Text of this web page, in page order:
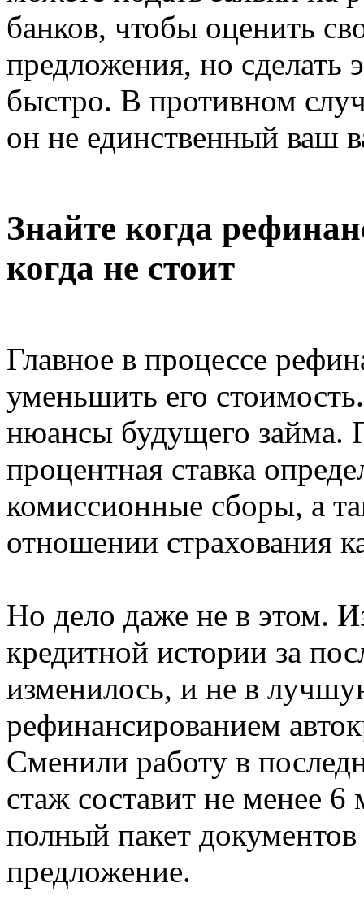
банков, чтобы оценить
предложения, но сделать
быстро. В противном
он не единственный ваш
Знайте когда
когда не стоит
Главное в процессе
уменьшить его
нюансы будущего займа.
процентная ставка
комиссионные сборы, а
отношении страхования
Но дело даже не в этом.
кредитной истории за
изменилось, и не в
рефинансированием
Сменили работу в
стаж составит не менее 6
полный пакет
предложение.